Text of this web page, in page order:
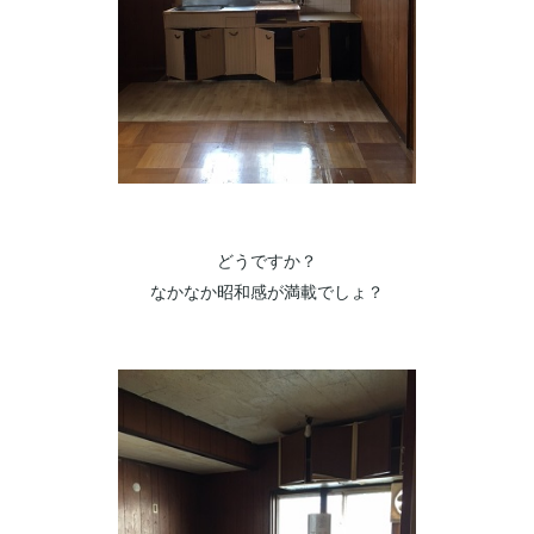
どうですか？
なかなか昭和感が満載でしょ？